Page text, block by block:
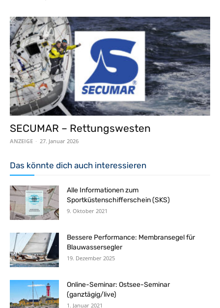
SECUMAR – Rettungswesten
ANZEIGE - 27. Januar 2026
Das könnte dich auch interessieren
Alle Informationen zum
Sportküstenschifferschein (SKS)
9. Oktober 2021
Bessere Performance: Membransegel für
Blauwassersegler
19. Dezember 2025
Online-Seminar: Ostsee-Seminar
(ganztägig/live)
1. Januar 2021